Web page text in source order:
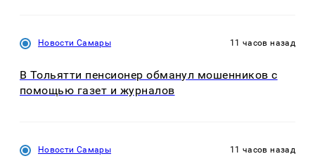
Новости Самары 11 часов назад
В Тольятти пенсионер обманул мошенников с
помощью газет и журналов
Новости Самары 11 часов назад